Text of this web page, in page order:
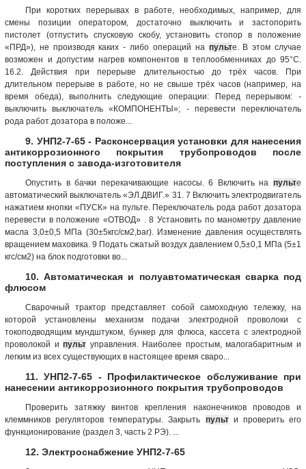
При коротких перерывах в работе, необходимых, например, для
смены позиции оператором, достаточно выключить и застопорить
пистолет (отпустить спусковую скобу, установить стопор в положение
«ПРД»), не производя каких - либо операций на пульте. В этом случае
возможен и допустим нагрев компонентов в теплообменниках до 95°С.
16.2. Действия при перерыве длительностью до трёх часов. При
длительном перерыве в работе, но не свыше трёх часов (например, на
время обеда), выполнить следующие операции: Перед перерывом: -
выключить выключатель «КОМПОНЕНТЫ»; - перевести переключатель
рода работ дозатора в положе...
9. УНП2-7-65 - Расконсервация установки для нанесения
антикоррозионного покрытия трубопроводов после
поступления с завода-изготовителя
Опустить в бачки перекачивающие насосы. 6 Включить на пульте
автоматический выключатель «ЭЛ.ДВИГ.» 31. 7 Включить электродвигатель
нажатием кнопки «ПУСК» на пульте. Переключатель рода работ дозатора
перевести в положение «ОТВОД» . 8 Установить по манометру давление
масла 3,0±0,5 МПа (30±5кгс/см2,bar). Изменение давления осуществлять
вращением маховика. 9 Подать сжатый воздух давлением 0,5±0,1 МПа (5±1
кгс/см2) на блок подготовки во...
10. Автоматическая и полуавтоматическая сварка под
флюсом
Сварочный трактор представляет собой самоходную тележку, на
которой установлены механизм подачи электродной проволоки с
токоподводящим мундштуком, бункер для флюса, кассета с электродной
проволокой ипульт управления. Наиболее простым, малогабаритным и
легким из всех существующих в настоящее время сваро...
11. УНП2-7-65 - Профилактическое обслуживание при
нанесении антикоррозионного покрытия трубопроводов
Проверить затяжку винтов крепления наконечников проводов и
клеммников регуляторов температуры. Закрыть пульти проверить его
функционирование (раздел 3, часть 2 РЭ). ...
12. Электроснабжение УНП2-7-65